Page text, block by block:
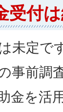
受付
未定で
事前調
金を活